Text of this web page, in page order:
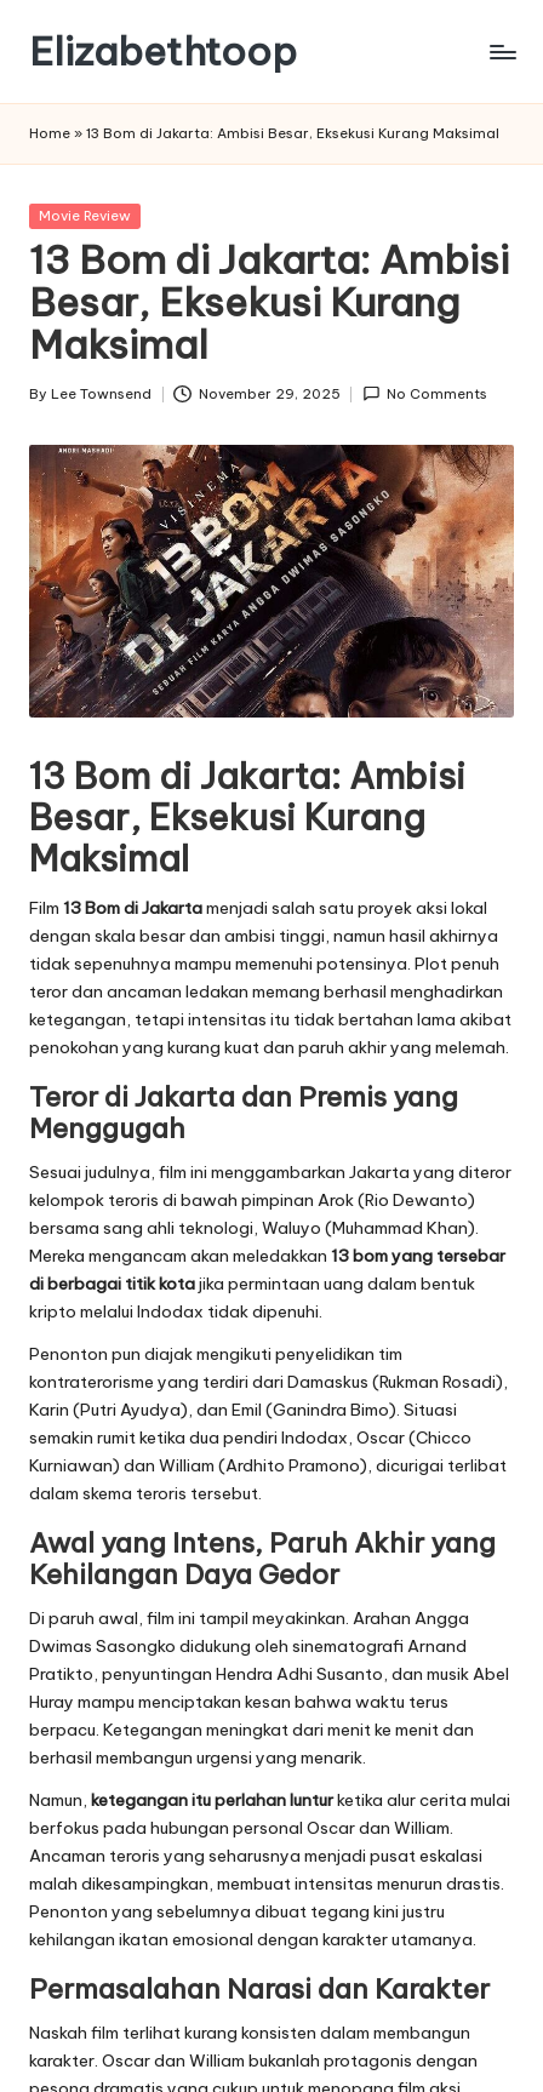
content
Elizabethtoop
Home » 13 Bom di Jakarta: Ambisi Besar, Eksekusi Kurang Maksimal
Posted
Movie Review
13 Bom di Jakarta: Ambisi
Besar, Eksekusi Kurang
Maksimal
Posted
By Lee Townsend November 29, 2025 No Comments
13 Bom di Jakarta: Ambisi
Besar, Eksekusi Kurang
Maksimal
Film 13 Bom di Jakartamenjadi salah satu proyek aksi lokal
dengan skala besar dan ambisi tinggi, namun hasil akhirnya
tidak sepenuhnya mampu memenuhi potensinya. Plot penuh
teror dan ancaman ledakan memang berhasil menghadirkan
ketegangan, tetapi intensitas itu tidak bertahan lama akibat
penokohan yang kurang kuat dan paruh akhir yang melemah.
Teror di Jakarta dan Premis yang
Menggugah
Sesuai judulnya, film ini menggambarkan Jakarta yang diteror
kelompok teroris di bawah pimpinan Arok (Rio Dewanto)
bersama sang ahli teknologi, Waluyo (Muhammad Khan).
Mereka mengancam akan meledakkan 13 bom yang tersebar
di berbagai titik kotajika permintaan uang dalam bentuk
kripto melalui Indodax tidak dipenuhi.
Penonton pun diajak mengikuti penyelidikan tim
kontraterorisme yang terdiri dari Damaskus (Rukman Rosadi),
Karin (Putri Ayudya), dan Emil (Ganindra Bimo). Situasi
semakin rumit ketika dua pendiri Indodax, Oscar (Chicco
Kurniawan) dan William (Ardhito Pramono), dicurigai terlibat
dalam skema teroris tersebut.
Awal yang Intens, Paruh Akhir yang
Kehilangan Daya Gedor
Di paruh awal, film ini tampil meyakinkan. Arahan Angga
Dwimas Sasongko didukung oleh sinematografi Arnand
Pratikto, penyuntingan Hendra Adhi Susanto, dan musik Abel
Huray mampu menciptakan kesan bahwa waktu terus
berpacu. Ketegangan meningkat dari menit ke menit dan
berhasil membangun urgensi yang menarik.
Namun, ketegangan itu perlahan lunturketika alur cerita mulai
berfokus pada hubungan personal Oscar dan William.
Ancaman teroris yang seharusnya menjadi pusat eskalasi
malah dikesampingkan, membuat intensitas menurun drastis.
Penonton yang sebelumnya dibuat tegang kini justru
kehilangan ikatan emosional dengan karakter utamanya.
Permasalahan Narasi dan Karakter
Naskah film terlihat kurang konsisten dalam membangun
karakter. Oscar dan William bukanlah protagonis dengan